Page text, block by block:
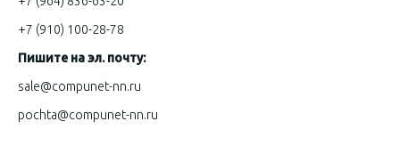
+7 (910) 100-28-78
Пишите на эл. почту:
sale@compunet-nn.ru
pochta@compunet-nn.ru